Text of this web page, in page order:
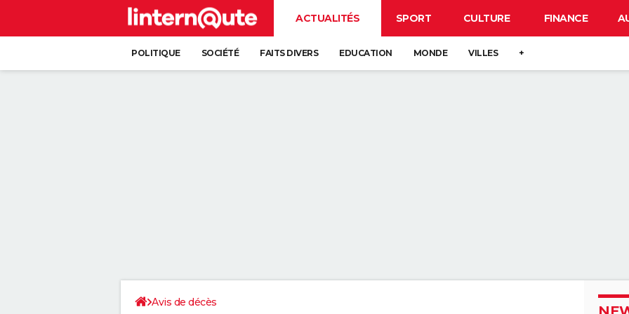
ACTUALITÉS SPORT CULTURE FINANCE
POLITIQUE SOCIÉTÉ FAITS DIVERS EDUCATION MONDE VILLES +
Avis de décès